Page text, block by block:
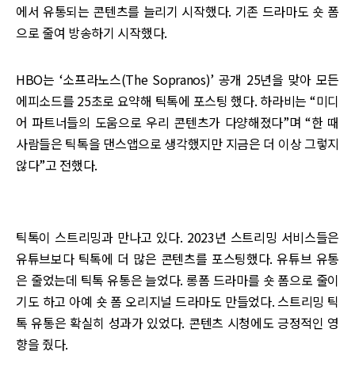
에서 유통되는 콘텐츠를 늘리기 시작했다. 기존 드라마도 숏 폼
으로 줄여 방송하기 시작했다.
HBO는 ‘소프라노스(The Sopranos)’ 공개 25년을 맞아 모든
에피소드를 25초로 요약해 틱톡에 포스팅 했다. 하라비는 “미디
어 파트너들의 도움으로 우리 콘텐츠가 다양해졌다”며 “한 때
사람들은 틱톡을 댄스앱으로 생각했지만 지금은 더 이상 그렇지
않다”고 전했다.
틱톡이 스트리밍과 만나고 있다. 2023년 스트리밍 서비스들은
유튜브보다 틱톡에 더 많은 콘텐츠를 포스팅했다. 유튜브 유통
은 줄었는데 틱톡 유통은 늘었다. 롱폼 드라마를 숏 폼으로 줄이
기도 하고 아예 숏 폼 오리지널 드라마도 만들었다. 스트리밍 틱
톡 유통은 확실히 성과가 있었다. 콘텐츠 시청에도 긍정적인 영
향을 줬다.